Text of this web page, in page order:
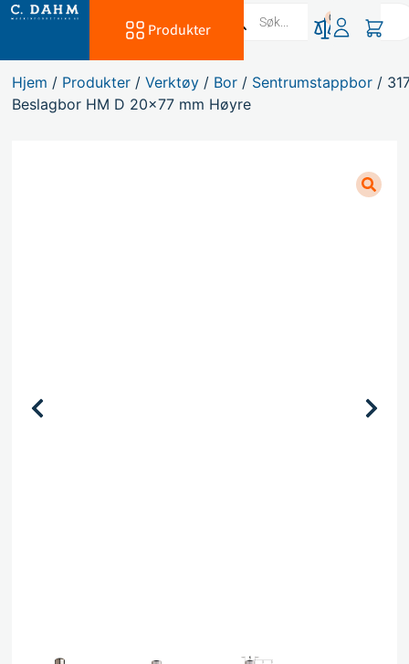
Produkter
0
Hjem / Produkter /Verktøy / Bor / Sentrumstappbor /
Beslagbor HM D 20×77 mm Høyre